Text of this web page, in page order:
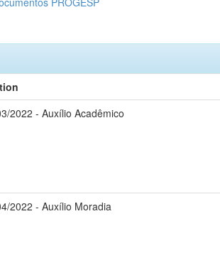
2022 - Auxílio Acadêmico
2022 - Auxílio Moradia